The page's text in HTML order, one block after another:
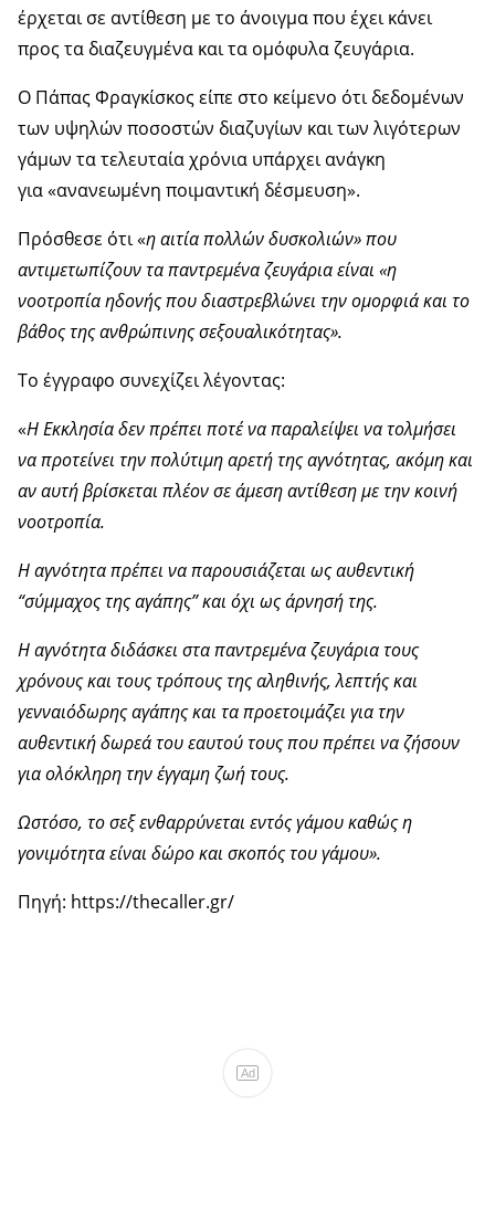
έρχεται σε αντίθεση με το άνοιγμα που έχει κάνει
προς τα διαζευγμένα και τα ομόφυλα ζευγάρια.
Ο Πάπας Φραγκίσκος είπε στο κείμενο ότι δεδομένων
των υψηλών ποσοστών διαζυγίων και των λιγότερων
γάμων τα τελευταία χρόνια υπάρχει ανάγκη
για «ανανεωμένη ποιμαντική δέσμευση».
Πρόσθεσε ότι «η αιτία πολλών δυσκολιών» που
αντιμετωπίζουν τα παντρεμένα ζευγάρια είναι «η
νοοτροπία ηδονής που διαστρεβλώνει την ομορφιά και το
βάθος της ανθρώπινης σεξουαλικότητας».
Το έγγραφο συνεχίζει λέγοντας:
«Η Εκκλησία δεν πρέπει ποτέ να παραλείψει να τολμήσει
να προτείνει την πολύτιμη αρετή της αγνότητας, ακόμη και
αν αυτή βρίσκεται πλέον σε άμεση αντίθεση με την κοινή
νοοτροπία.
Η αγνότητα πρέπει να παρουσιάζεται ως αυθεντική
“σύμμαχος της αγάπης” και όχι ως άρνησή της.
Η αγνότητα διδάσκει στα παντρεμένα ζευγάρια τους
χρόνους και τους τρόπους της αληθινής, λεπτής και
γενναιόδωρης αγάπης και τα προετοιμάζει για την
αυθεντική δωρεά του εαυτού τους που πρέπει να ζήσουν
για ολόκληρη την έγγαμη ζωή τους.
Ωστόσο, το σεξ ενθαρρύνεται εντός γάμου καθώς η
γονιμότητα είναι δώρο και σκοπός του γάμου».
Πηγή: https://thecaller.gr/
Ad